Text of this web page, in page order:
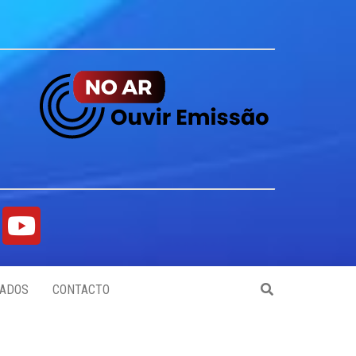
CONTACTO